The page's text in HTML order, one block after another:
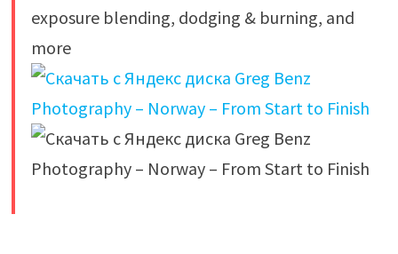
exposure blending, dodging & burning, and
more